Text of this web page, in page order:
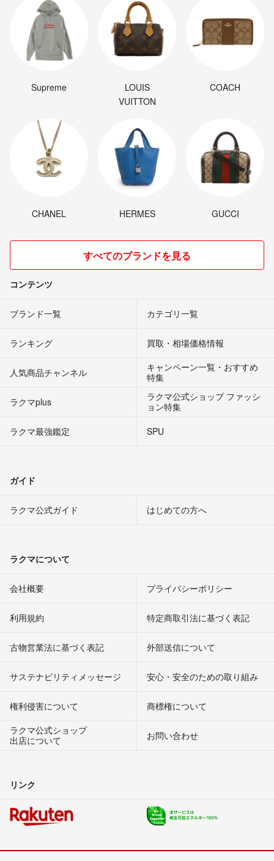
Supreme
LOUIS
VUITTON
COACH
CHANEL HERMES GUCCI
すべてのブランドを見る
コンテンツ
ブランド一覧 カテゴリ一覧
ランキング 買取・相場価格情報
人気商品チャンネル
キャンペーン一覧・おすすめ
特集
ラクマplus
ラクマ公式ショップ ファッシ
ョン特集
ラクマ最強鑑定
SPU
ガイド
ラクマ公式ガイド はじめての方へ
ラクマについて
会社概要 プライバシーポリシー
利用規約 特定商取引法に基づく表記
古物営業法に基づく表記 外部送信について
サステナビリティメッセージ 安心・安全のための取り組み
権利侵害について
商標権について
ラクマ公式ショップ
出店について
お問い合わせ
リンク